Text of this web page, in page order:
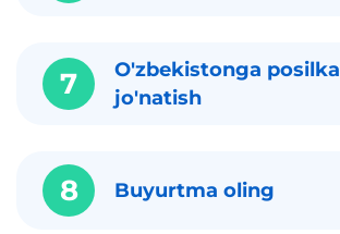
7
O'zbekistonga posilka
jo'natish
8 Buyurtma oling